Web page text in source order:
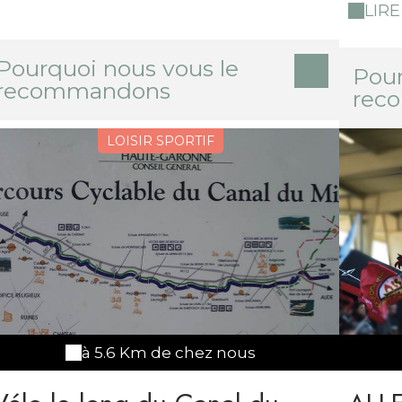
nous vous le
ses
la
à
LOISIR SPORTIF
à 5.6 Km de chez nous